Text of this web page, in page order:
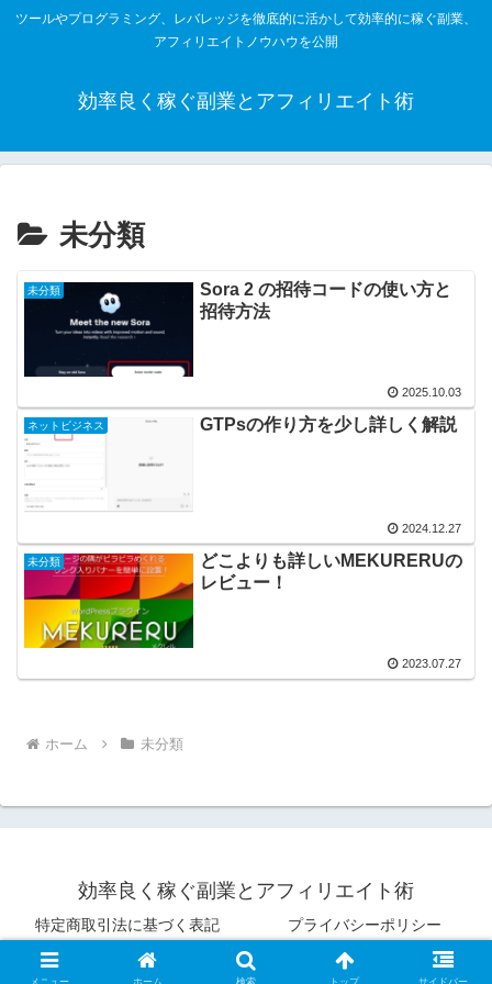
ツールやプログラミング、レバレッジを徹底的に活かして効率的に稼ぐ副業、
アフィリエイトノウハウを公開
効率良く稼ぐ副業とアフィリエイト術
未分類
未分類
Sora 2 の招待コードの使い方と
招待方法
2025.10.03
ネットビジネス GTPsの作り方を少し詳しく解説
2024.12.27
未分類
どこよりも詳しいMEKURERUの
レビュー！
2023.07.27
ホーム 未分類
効率良く稼ぐ副業とアフィリエイト術
特定商取引法に基づく表記 プライバシーポリシー
© 2026 効率良く稼ぐ副業とアフィリエイト術.
メニュー ホーム 検索 トップ サイドバー